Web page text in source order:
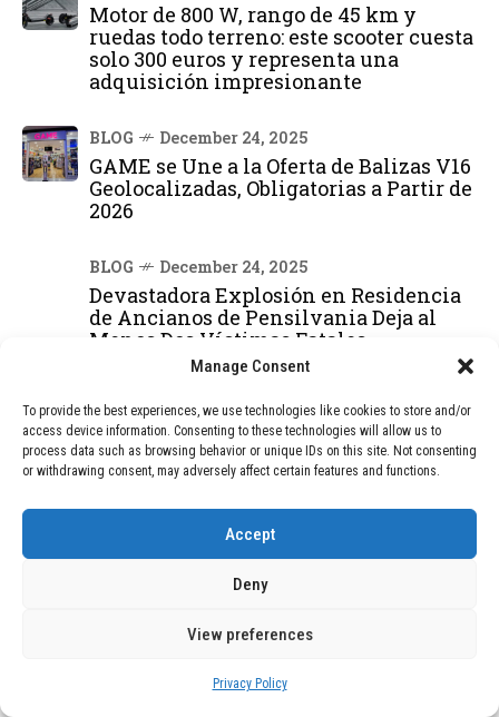
Manage Consent
To provide the best experiences, we use technologies like cookies to store and/or
access device information. Consenting to these technologies will allow us to
process data such as browsing behavior or unique IDs on this site. Not consenting
or withdrawing consent, may adversely affect certain features and functions.
Accept
Deny
View preferences
Privacy Policy
Motor de 800 W, rango de 45 km y
ruedas todo terreno: este scooter cuesta
solo 300 euros y representa una
adquisición impresionante
BLOG December 24, 2025
GAME se Une a la Oferta de Balizas V16
Geolocalizadas, Obligatorias a Partir de
2026
BLOG December 24, 2025
Devastadora Explosión en Residencia
de Ancianos de Pensilvania Deja al
Menos Dos Víctimas Fatales
DEAL OF THE MONTH
01 TECNOLOGÍA December 24, 2025
grabación cómo añadir 400 km de rango
en apenas 5 minutos de carga
Motor de 800 W, rango de 45 km y
ruedas todo terreno: este scooter cuesta
solo 300 euros y representa una